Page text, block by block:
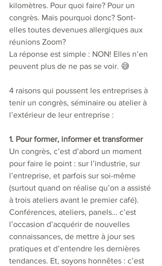
kilomètres. Pour quoi faire? Pour un
congrès. Mais pourquoi donc? Sont-
elles toutes devenues allergiques aux
réunions Zoom?
La réponse est simple : NON! Elles n’en
peuvent plus de ne pas se voir. 😅
4 raisons qui poussent les entreprises à
tenir un congrès, séminaire ou atelier à
l’extérieur de leur entreprise :
1. Pour former, informer et transformer
Un congrès, c’est d’abord un moment
pour faire le point : sur l’industrie, sur
l’entreprise, et parfois sur soi-même
(surtout quand on réalise qu’on a assisté
à trois ateliers avant le premier café).
Conférences, ateliers, panels… c’est
l’occasion d’acquérir de nouvelles
connaissances, de mettre à jour ses
pratiques et d’entendre les dernières
tendances. Et, soyons honnêtes : c’est